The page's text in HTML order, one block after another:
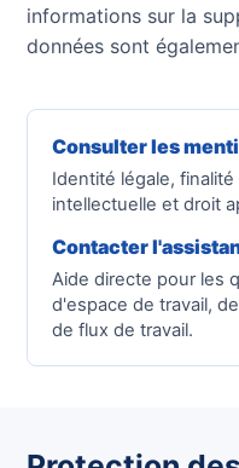
informations sur la
données sont
Consulter les
Identité légale,
intellectuelle et droit
Contacter
Aide directe pour les
d'espace de travail,
de flux de travail.